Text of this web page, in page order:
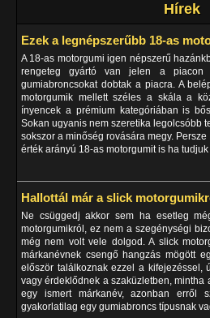
Hírek
Ezek a legnépszerűbb 18-as
A 18-as motorgumi igen népszerű
rengeteg gyártó van jelen a piacon
gumiabroncsokat dobtak a piacra. A
motorgumik mellett széles a skála a
ínyencek a prémium kategóriában is
Sokan ugyanis nem szeretika legolcsóbb
sokszor a minőség rovására megy.
érték arányú 18-as motorgumit is ha
Hallottál már a slick
Ne csüggedj akkor sem ha esetleg
motorgumikról, ez nem a szegénységi
még nem volt vele dolgod. A slick
márkanévnek csengő hangzás mögött
először találkoznak ezzel a kifejezéssel,
vagy érdeklődnek a szaküzletben, mintha
egy ismert márkanév, azonban erről
gyakorlatilag egy gumiabroncs típusnak